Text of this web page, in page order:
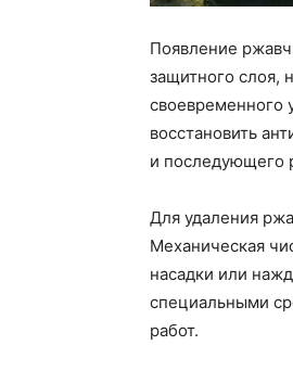
Появление
защитного слоя,
своевременного
восстановить
и последующего
Для удаления
Механическая
насадки или
специальными
работ.